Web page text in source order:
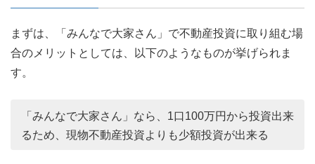
まずは、「みんなで大家さん」で不動産投資に取り組む場
合のメリットとしては、以下のようなものが挙げられま
す。
「みんなで大家さん」なら、1口100万円から投資出来
るため、現物不動産投資よりも少額投資が出来る